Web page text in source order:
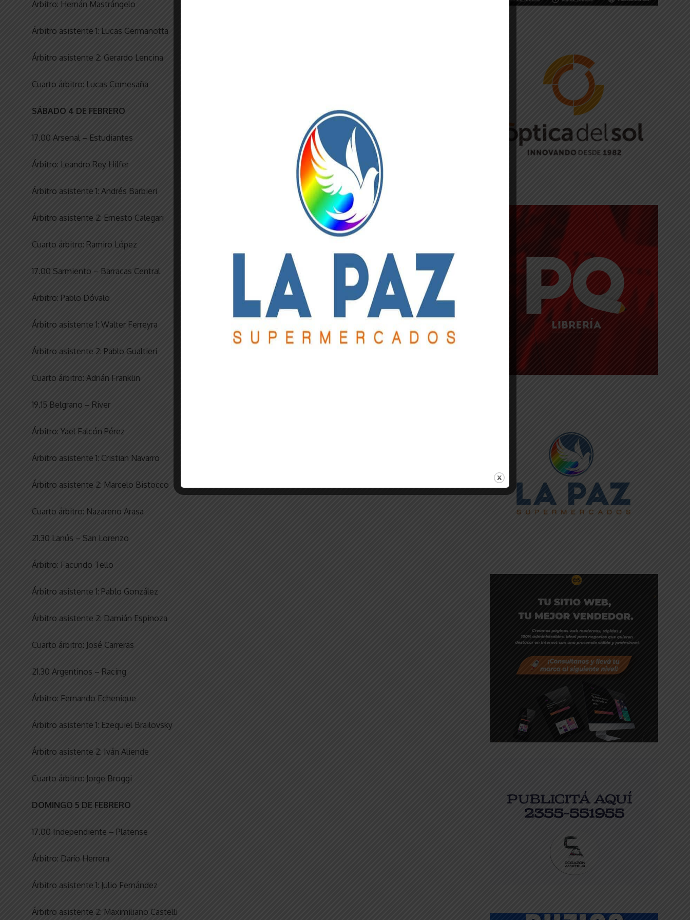
Árbitro: Hernán Mastrángelo
Árbitro asistente 1: Lucas Germanotta
Árbitro asistente 2: Gerardo Lencina
Cuarto árbitro: Lucas Comesaña
SÁBADO 4 DE FEBRERO
17.00 Arsenal – Estudiantes
Árbitro: Leandro Rey Hilfer
Árbitro asistente 1: Andrés Barbieri
Árbitro asistente 2: Ernesto Calegari
Cuarto árbitro: Ramiro López
17.00 Sarmiento – Barracas Central
Árbitro: Pablo Dóvalo
Árbitro asistente 1: Walter Ferreyra
Árbitro asistente 2: Pablo Gualtieri
Cuarto árbitro: Adrián Franklin
19.15 Belgrano – River
Árbitro: Yael Falcón Pérez
Árbitro asistente 1: Cristian Navarro
Árbitro asistente 2: Marcelo Bistocco
Cuarto árbitro: Nazareno Arasa
21.30 Lanús – San Lorenzo
Árbitro: Facundo Tello
Árbitro asistente 1: Pablo González
Árbitro asistente 2: Damián Espinoza
Cuarto árbitro: José Carreras
21.30 Argentinos – Racing
Árbitro: Fernando Echenique
Árbitro asistente 1: Ezequiel Brailovsky
Árbitro asistente 2: Iván Aliende
Cuarto árbitro: Jorge Broggi
DOMINGO 5 DE FEBRERO
17.00 Independiente – Platense
Árbitro: Darío Herrera
Árbitro asistente 1: Julio Fernández
Árbitro asistente 2: Maximiliano Castelli